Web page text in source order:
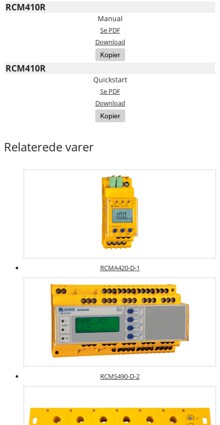
RCM410R
Manual
Se PDF
Download
Kopier
RCM410R
Quickstart
Se PDF
Download
Kopier
Relaterede varer
RCMA420-D-1
RCMS490-D-2